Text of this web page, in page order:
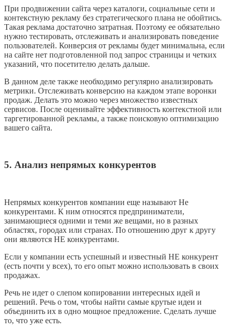
При продвижении сайта через каталоги, социальные сети и
контекстную рекламу без стратегического плана не обойтись.
Такая реклама достаточно затратная. Поэтому ее обязательно
нужно тестировать, отслеживать и анализировать поведение
пользователей. Конверсия от рекламы будет минимальна, если
на сайте нет подготовленной под запрос страницы и четких
указаний, что посетителю делать дальше.
В данном деле также необходимо регулярно анализировать
метрики. Отслеживать конверсию на каждом этапе воронки
продаж. Делать это можно через множество известных
сервисов. После оценивайте эффективность контекстной или
таргетированной рекламы, а также поисковую оптимизацию
вашего сайта.
5. Анализ непрямых конкурентов
Непрямых конкурентов компании еще называют Не
конкурентами. К ним относятся предприниматели,
занимающиеся одними и теми же вещами, но в разных
областях, городах или странах. По отношению друг к другу
они являются НЕ конкурентами.
Если у компании есть успешный и известный НЕ конкурент
(есть почти у всех), то его опыт можно использовать в своих
продажах.
Речь не идет о слепом копировании интересных идей и
решений. Речь о том, чтобы найти самые крутые идеи и
объединить их в одно мощное предложение. Сделать лучше
то, что уже есть.